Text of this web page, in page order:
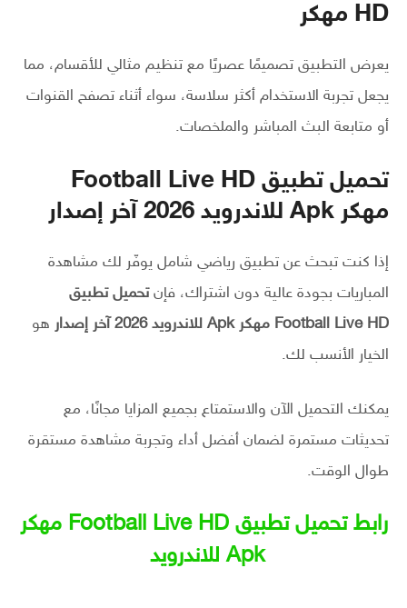
HD مهكر
يعرض التطبيق تصميمًا عصريًا مع تنظيم مثالي للأقسام، مما
يجعل تجربة الاستخدام أكثر سلاسة، سواء أثناء تصفح القنوات
أو متابعة البث المباشر والملخصات.
تحميل تطبيق Football Live HD
مهكر Apk للاندرويد 2026 آخر إصدار
إذا كنت تبحث عن تطبيق رياضي شامل يوفّر لك مشاهدة
المباريات بجودة عالية دون اشتراك، فإنتحميل تطبيق
Football Live HD مهكر Apk للاندرويد 2026 آخر إصدار
هو
الخيار الأنسب لك.
يمكنك التحميل الآن والاستمتاع بجميع المزايا مجانًا، مع
تحديثات مستمرة لضمان أفضل أداء وتجربة مشاهدة مستقرة
طوال الوقت.
رابط تحميل تطبيق Football Live HD مهكر
Apk للاندرويد